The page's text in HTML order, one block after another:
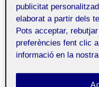
disciplinària
i literatura cat.
Per a què creieu
Són unes proves
tot allò que hauria
publicitat
elaborat a partir dels
Pots acceptar,
preferències fent clic
informació en la nostra